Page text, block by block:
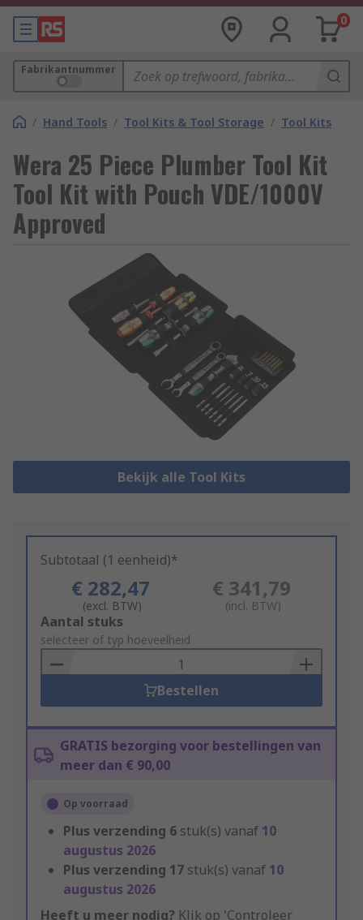
0
Fabrikantnummer
/ Hand Tools / Tool Kits & Tool Storage / Tool Kits
Wera 25 Piece Plumber Tool Kit
Tool Kit with Pouch VDE/1000V
Approved
Bekijk alle Tool Kits
Subtotaal (1 eenheid)*
€ 282,47
(excl. BTW)
€ 341,79
(incl. BTW)
Add
to
Basket
Aantal stuks
selecteer of typ hoeveelheid
Bestellen
GRATIS bezorging voor bestellingen van
meer dan € 90,00
Op voorraad
Plus verzending 6 stuk(s) vanaf 10
augustus 2026
Plus verzending 17 stuk(s) vanaf 10
augustus 2026
Heeft u meer nodig? Klik op 'Controleer